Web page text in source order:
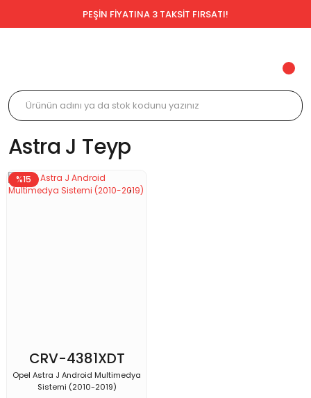
PEŞİN FİYATINA 3 TAKSİT FIRSATI!
Astra J Teyp
%15
CRV-4381XDT
Opel Astra J Android Multimedya
Sistemi (2010-2019)